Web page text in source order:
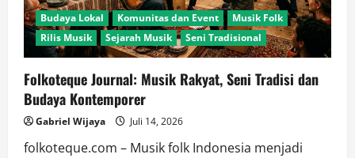
Budaya Lokal Komunitas dan Event
Musik Folk
Rilis Musik
Sejarah Musik Seni Tradisional
Folkoteque Journal: Musik Rakyat, Seni Tradisi dan
Budaya Kontemporer
Gabriel Wijaya Juli 14, 2026
folkoteque.com – Musik folk Indonesia menjadi